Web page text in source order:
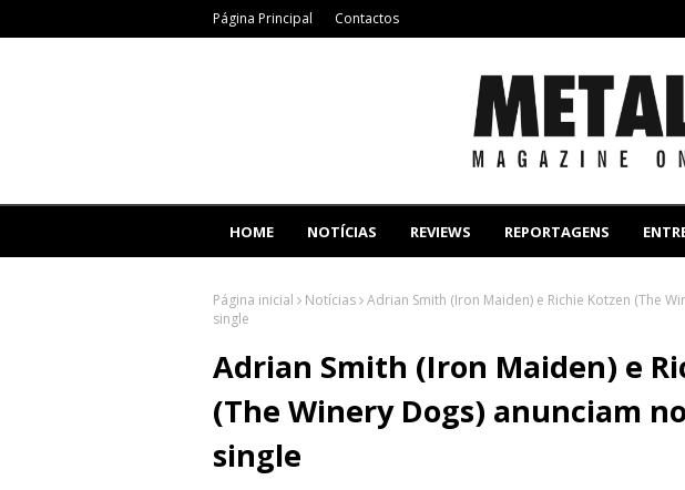
Página Principal Contactos
HOME NOTÍCIAS REVIEWS REPORTAGENS
Página inicial Notícias Adrian Smith (Iron Maiden) e Richie Kotzen (The
single
Adrian Smith (Iron Maiden) e
(The Winery Dogs) anunciam
single